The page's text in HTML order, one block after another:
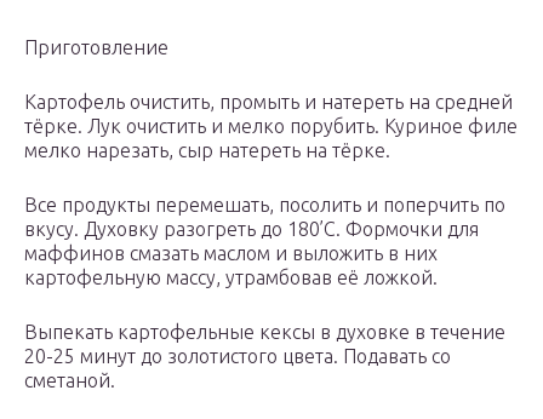
Приготовление
Картофель очистить, промыть и натереть на средней
тёрке. Лук очистить и мелко порубить. Куриное филе
мелко нарезать, сыр натереть на тёрке.
Все продукты перемешать, посолить и поперчить по
вкусу. Духовку разогреть до 180’С. Формочки для
маффинов смазать маслом и выложить в них
картофельную массу, утрамбовав её ложкой.
Выпекать картофельные кексы в духовке в течение
20-25 минут до золотистого цвета. Подавать со
сметаной.